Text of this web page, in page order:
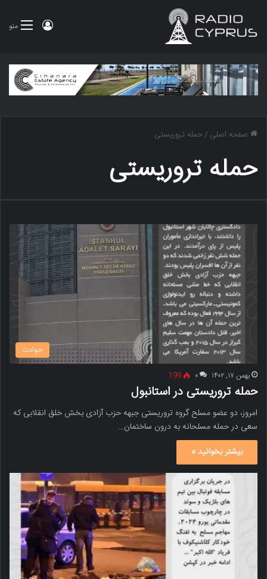
منو ورود
صفحه اصلی /حمله تروریستی
حمله تروریستی
حوادث
بهمن ۱۷, ۱۴۰۲ ۰ 199
حمله تروریستی در استانبول
امروز، دو عضو مسلح گروه تروریستی جبهه حزب آزادی بخش خلق انقلابی که
سعی در حمله مسلحانه به درون ساختمان…
بیشتر بخوانید »